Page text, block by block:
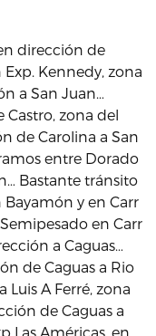
dirección de
Kennedy, zona
a San Juan…
Castro, zona del
de Carolina a San
entre Dorado
Bastante tránsito
Bayamón y en Carr
en Carr
a Caguas…
de Caguas a Rio
A Ferré, zona
de Caguas a
Las Américas, en